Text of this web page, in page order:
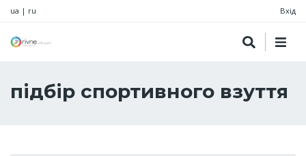
ua | ru Вхід
підбір спортивного взуття